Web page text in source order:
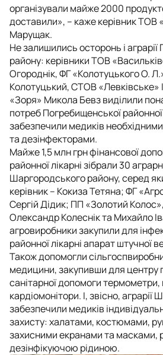
організували майже 2000
доставили», – каже керівник ТОВ
Марущак.
Не залишились осторонь і
району: керівники ТОВ
Огороднік, ФГ «Колотуцького О.
Колотуцький, СТОВ
«Зоря» Микола Бевз виділили
потреб Погребищенської районної
забезпечили медиків
та дезінфекторами.
Майже 1,5 млн грн фінансової
районної лікарні зібрали 30
Шаргородського району, серед
керівник – Кокиза Тетяна; ФГ
Сергій Дідик; ПП «Золотий
Олександр Колеснік та Михайло
агровиробники закупили для
районної лікарні апарат штучної
Також допомогли
медицини, закупивши для центру
санітарної допомоги
кардіомонітори. І, звісно,
забезпечили медиків
захисту: халатами, костюмами,
захисними екранами та масками,
дезінфікуючою рідиною.